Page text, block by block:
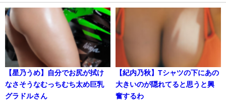
【星乃うめ】自分でお尻が拭け
なさそうなむっちむち太め巨乳
グラドルさん
【紀内乃秋】Tシャツの下にあの
大きいのが隠れてると思うと興
奮するわ